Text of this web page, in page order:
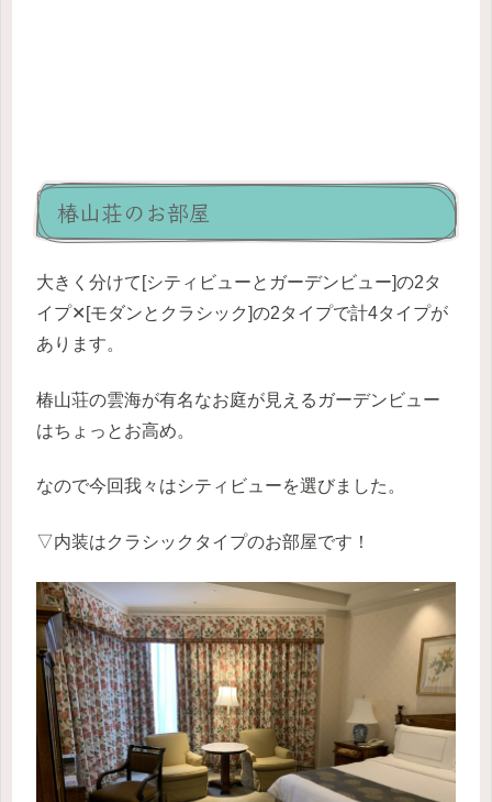
椿山荘のお部屋
大きく分けて[シティビューとガーデンビュー]の2タ
イプ✕[モダンとクラシック]の2タイプで計4タイプが
あります。
椿山荘の雲海が有名なお庭が見えるガーデンビュー
はちょっとお高め。
なので今回我々はシティビューを選びました。
▽内装はクラシックタイプのお部屋です！